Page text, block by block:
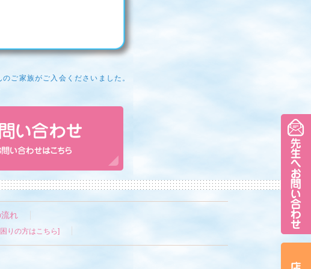
ご家族がご入会くださいました。
れ
困りの方はこちら]